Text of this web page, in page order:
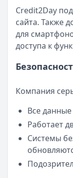
Credit2Day
сайта. Также
для
доступа к
Компания
Все
Работает
Системы